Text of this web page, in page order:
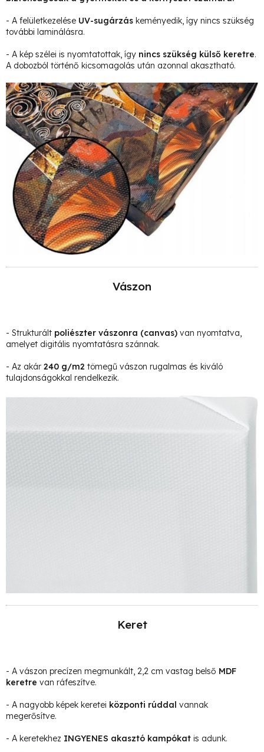
- A felületkezelése UV-sugárzás keményedik, így nincs szükség
további laminálásra.
- A kép szélei is nyomtatottak, így nincs szükség külső keretre.
A dobozból történő kicsomagolás után azonnal akasztható.
Vászon
- Strukturált poliészter vászonra (canvas) van nyomtatva,
amelyet digitális nyomtatásra szánnak.
- Az akár 240 g/m2 tömegű vászon rugalmas és kiváló
tulajdonságokkal rendelkezik.
Keret
- A vászon precízen megmunkált, 2,2 cm vastag belső MDF
keretre van ráfeszítve.
- A nagyobb képek keretei központi rúddal vannak
megerősítve.
- A keretekhez INGYENES akasztó kampókat is adunk.